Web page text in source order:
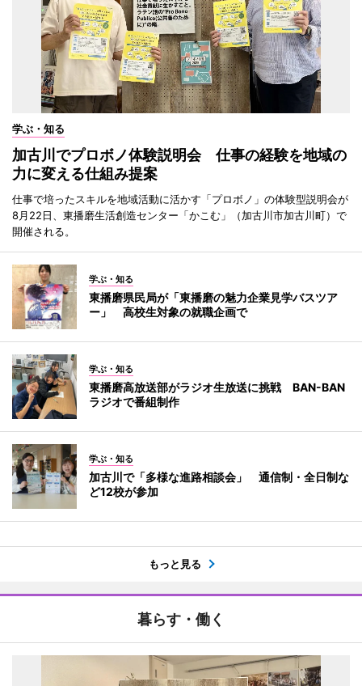
学ぶ・知る
加古川でプロボノ体験説明会 仕事の経験を地域の
力に変える仕組み提案
仕事で培ったスキルを地域活動に活かす「プロボノ」の体験型説明会が
8月22日、東播磨生活創造センター「かこむ」（加古川市加古川町）で
開催される。
学ぶ・知る
東播磨県民局が「東播磨の魅力企業見学バスツア
ー」 高校生対象の就職企画で
学ぶ・知る
東播磨高放送部がラジオ生放送に挑戦 BAN-BAN
ラジオで番組制作
学ぶ・知る
加古川で「多様な進路相談会」 通信制・全日制な
ど12校が参加
もっと見る
暮らす・働く